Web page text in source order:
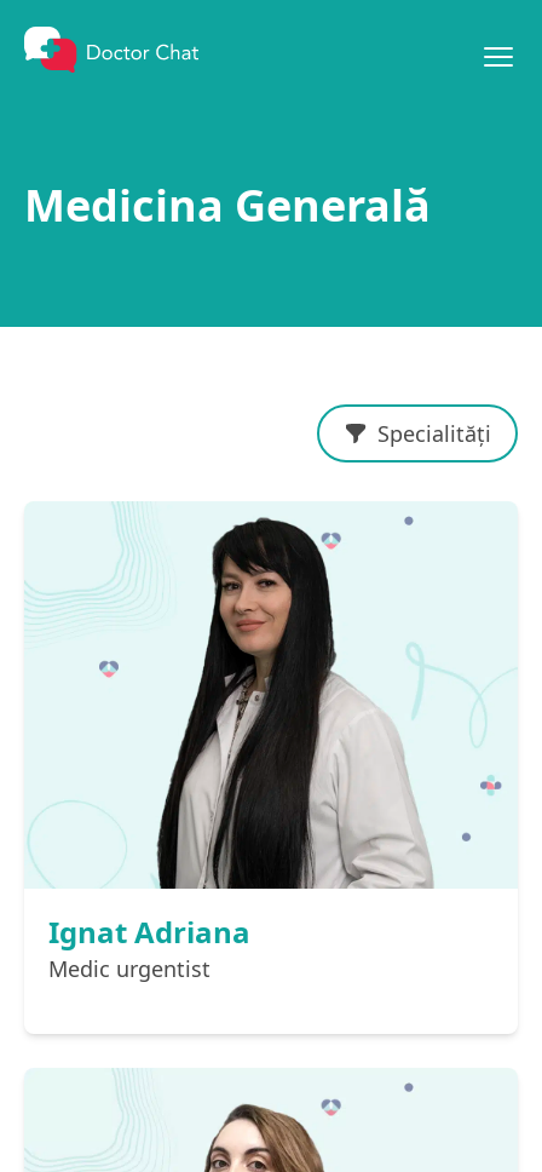
Medicina Generală
Specialități
Ignat Adriana
Medic urgentist